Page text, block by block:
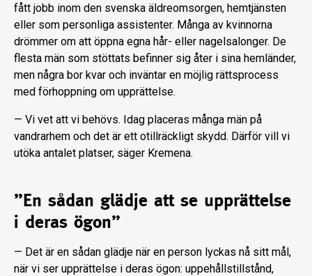
fått jobb inom den svenska äldreomsorgen, hemtjänsten
eller som personliga assistenter. Många av kvinnorna
drömmer om att öppna egna hår- eller nagelsalonger. De
flesta män som stöttats befinner sig åter i sina hemländer,
men några bor kvar och inväntar en möjlig rättsprocess
med förhoppning om upprättelse.
— Vi vet att vi behövs. Idag placeras många män på
vandrarhem och det är ett otillräckligt skydd. Därför vill vi
utöka antalet platser, säger Kremena.
”En sådan glädje att se upprättelse
i deras ögon”
— Det är en sådan glädje när en person lyckas nå sitt mål,
när vi ser upprättelse i deras ögon: uppehållstillstånd,